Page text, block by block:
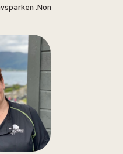
.Non